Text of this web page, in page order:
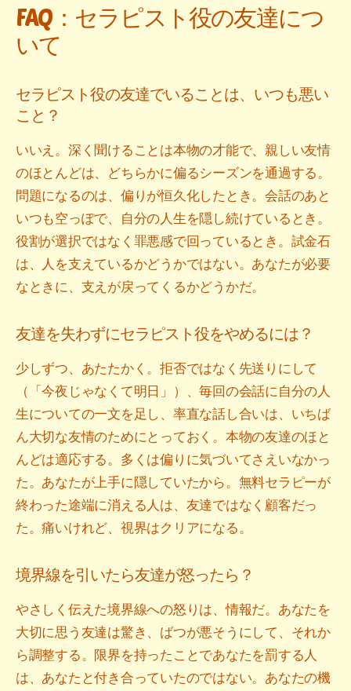
FAQ：セラピスト役の友達につ
いて
セラピスト役の友達でいることは、いつも悪い
こと？
いいえ。深く聞けることは本物の才能で、親しい友情
のほとんどは、どちらかに偏るシーズンを通過する。
問題になるのは、偏りが恒久化したとき。会話のあと
いつも空っぽで、自分の人生を隠し続けているとき。
役割が選択ではなく罪悪感で回っているとき。試金石
は、人を支えているかどうかではない。あなたが必要
なときに、支えが戻ってくるかどうかだ。
友達を失わずにセラピスト役をやめるには？
少しずつ、あたたかく。拒否ではなく先送りにして
（「今夜じゃなくて明日」）、毎回の会話に自分の人
生についての一文を足し、率直な話し合いは、いちば
ん大切な友情のためにとっておく。本物の友達のほと
んどは適応する。多くは偏りに気づいてさえいなかっ
た。あなたが上手に隠していたから。無料セラピーが
終わった途端に消える人は、友達ではなく顧客だっ
た。痛いけれど、視界はクリアになる。
境界線を引いたら友達が怒ったら？
やさしく伝えた境界線への怒りは、情報だ。あなたを
大切に思う友達は驚き、ばつが悪そうにして、それか
ら調整する。限界を持ったことであなたを罰する人
は、あなたと付き合っていたのではない。あなたの機